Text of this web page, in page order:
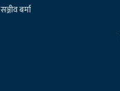
सञ्जीव बर्मा